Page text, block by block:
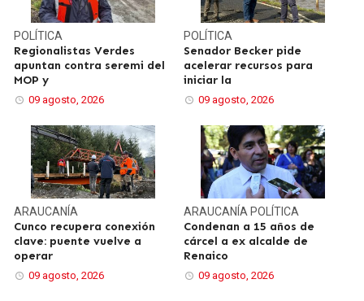
POLÍTICA
Regionalistas Verdes
apuntan contra seremi del
MOP y
09 agosto, 2026
POLÍTICA
Senador Becker pide
acelerar recursos para
iniciar la
09 agosto, 2026
ARAUCANÍA
Cunco recupera conexión
clave: puente vuelve a
operar
09 agosto, 2026
ARAUCANÍA POLÍTICA
Condenan a 15 años de
cárcel a ex alcalde de
Renaico
09 agosto, 2026